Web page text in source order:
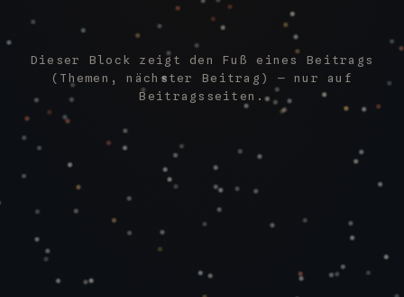
Dieser Block zeigt den Fuß eines Beitrags
(Themen, nächster Beitrag) — nur auf
Beitragsseiten.